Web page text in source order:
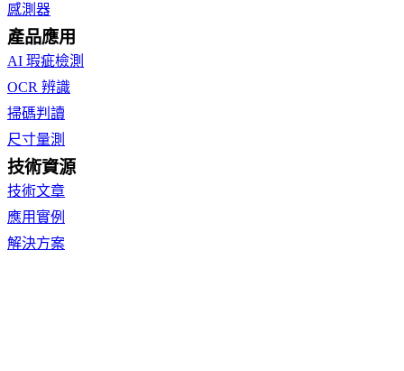
感測器
產品應用
AI 瑕疵檢測
OCR 辨識
掃碼判讀
尺寸量測
技術資源
技術文章
應用實例
解決方案